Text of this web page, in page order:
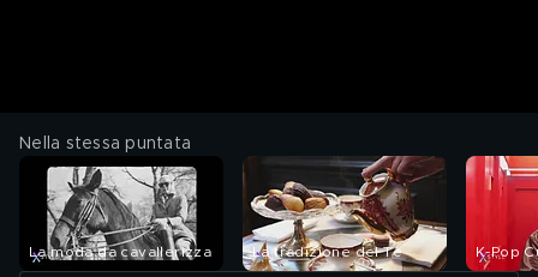
Nella stessa puntata
La moda da cavallerizza La tradizione del Tè K-Pop